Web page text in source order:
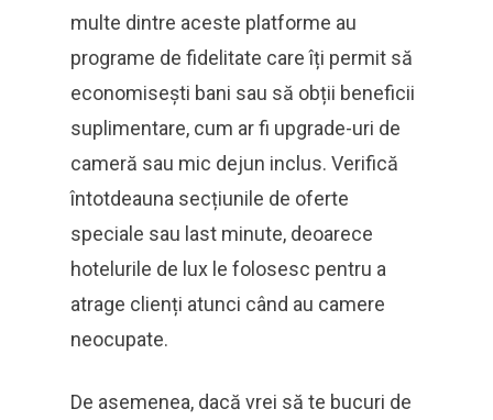
multe dintre aceste platforme au
programe de fidelitate care îți permit să
economisești bani sau să obții beneficii
suplimentare, cum ar fi upgrade-uri de
cameră sau mic dejun inclus. Verifică
întotdeauna secțiunile de oferte
speciale sau last minute, deoarece
hotelurile de lux le folosesc pentru a
atrage clienți atunci când au camere
neocupate.
De asemenea, dacă vrei să te bucuri de